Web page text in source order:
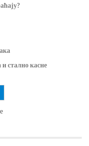
стално касне